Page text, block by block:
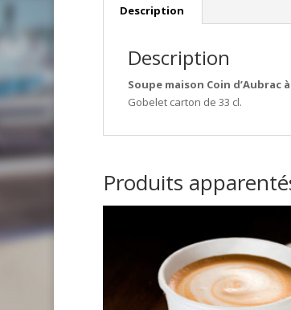
Description
Description
Soupe maison Coin d’Aubrac
Gobelet carton de 33 cl.
Produits